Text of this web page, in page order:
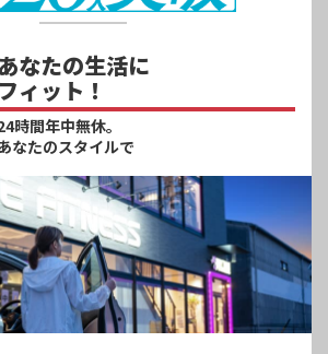
あなたの生活に
フィット！
時間年中無休。
なたのスタイルで